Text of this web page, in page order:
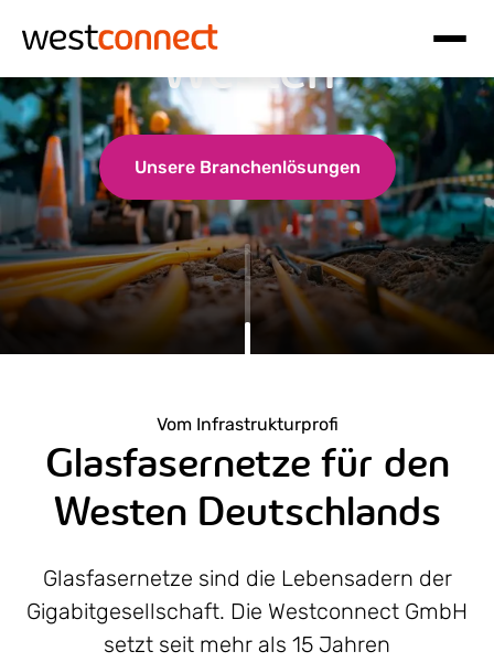
Hauptnavigation
Inhalt
Westen
Unsere Branchenlösungen
Vom Infrastrukturprofi
Glasfasernetze für den
Westen Deutschlands
Glasfasernetze sind die Lebensadern der
Gigabitgesellschaft. Die Westconnect GmbH
setzt seit mehr als 15 Jahren